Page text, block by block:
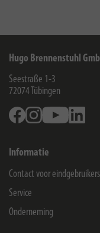
Hugo Brennenstuhl
Seestraße 1-3
72074 Tübingen
FacebookInstagramYoutube
Informatie
Contact voor eindgebruikers
Service
Onderneming